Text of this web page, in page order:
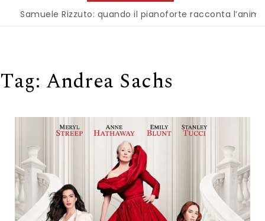
Rizzuto: quando il pianoforte racconta l’anima
Tag: Andrea Sachs